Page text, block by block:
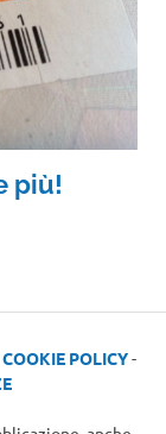
più!
COOKIE POLICY-